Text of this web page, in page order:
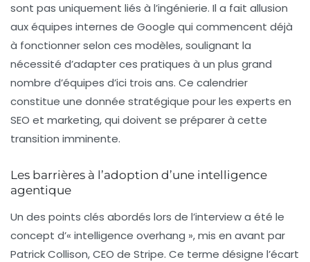
sont pas uniquement liés à l’ingénierie. Il a fait allusion
aux équipes internes de Google qui commencent déjà
à fonctionner selon ces modèles, soulignant la
nécessité d’adapter ces pratiques à un plus grand
nombre d’équipes d’ici trois ans. Ce calendrier
constitue une donnée stratégique pour les experts en
SEO et marketing, qui doivent se préparer à cette
transition imminente.
Les barrières à l’adoption d’une intelligence
agentique
Un des points clés abordés lors de l’interview a été le
concept d’« intelligence overhang », mis en avant par
Patrick Collison, CEO de Stripe. Ce terme désigne l’écart